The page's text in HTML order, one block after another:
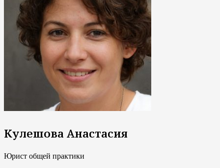
Кулешова Анастасия
Юрист общей практики